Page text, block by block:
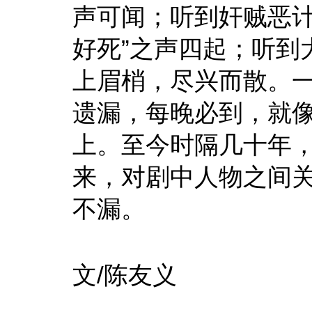
声可闻；听到奸贼恶
好死”之声四起；听
上眉梢，尽兴而散。
遗漏，每晚必到，就
上。至今时隔几十年
来，对剧中人物之间
不漏。
文/陈友义